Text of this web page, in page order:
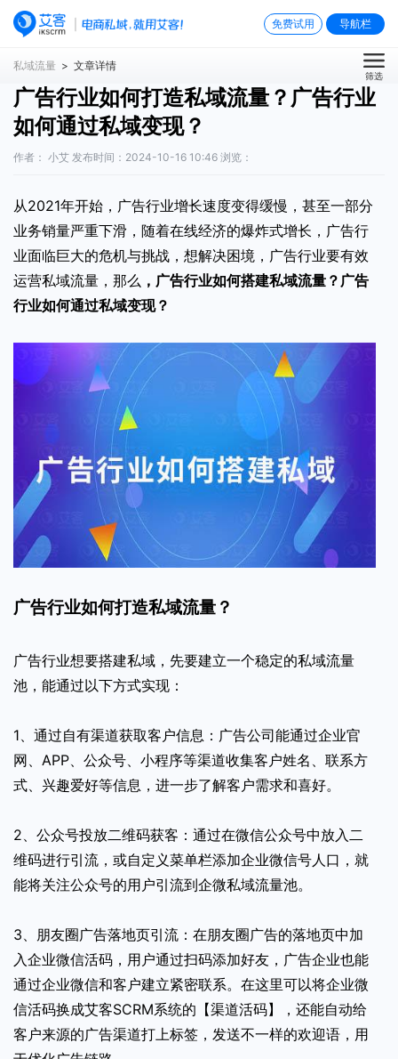
免费试用 导航栏
私域流量 > 文章详情
筛选
广告行业如何打造私域流量？广告行业
如何通过私域变现？
作者： 小艾 发布时间：2024-10-16 10:46 浏览：
从2021年开始，广告行业增长速度变得缓慢，甚至一部分
业务销量严重下滑，随着在线经济的爆炸式增长，广告行
业面临巨大的危机与挑战，想解决困境，广告行业要有效
运营私域流量，那么 ，广告行业如何搭建私域流量？广告
行业如何通过私域变现？
广告行业如何打造私域流量？
广告行业想要搭建私域，先要建立一个稳定的私域流量
池，能通过以下方式实现：
1、通过自有渠道获取客户信息：广告公司能通过企业官
网、APP、公众号、小程序等渠道收集客户姓名、联系方
式、兴趣爱好等信息，进一步了解客户需求和喜好。
2、公众号投放二维码获客：通过在微信公众号中放入二
维码进行引流，或自定义菜单栏添加企业微信号人口，就
能将关注公众号的用户引流到企微私域流量池。
3、朋友圈广告落地页引流：在朋友圈广告的落地页中加
入企业微信活码，用户通过扫码添加好友，广告企业也能
通过企业微信和客户建立紧密联系。在这里可以将企业微
信活码换成艾客SCRM系统的【渠道活码】，还能自动给
客户来源的广告渠道打上标签，发送不一样的欢迎语，用